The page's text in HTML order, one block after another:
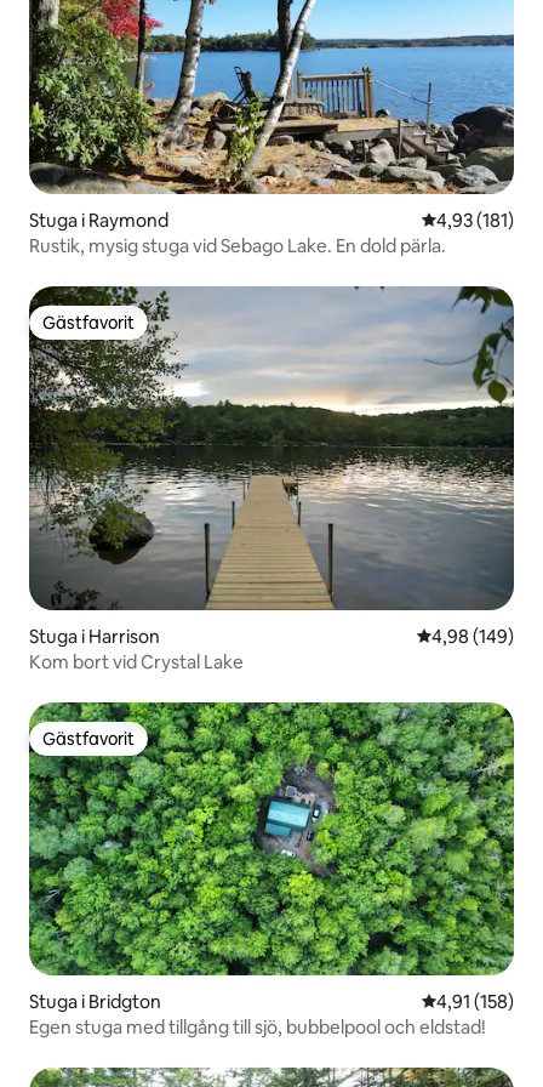
Stuga i Raymond 4,93 av 5 i
4,93 (181)
Rustik, mysig stuga vid Sebago Lake. En dold pärla.
Gästfavorit
Gästfavorit
Stuga i Harrison 4,98 av 5 i
4,98 (149)
Kom bort vid Crystal Lake
Gästfavorit
Gästfavorit
Stuga i Bridgton 4,91 av 5 i
4,91 (158)
Egen stuga med tillgång till sjö, bubbelpool och eldstad!